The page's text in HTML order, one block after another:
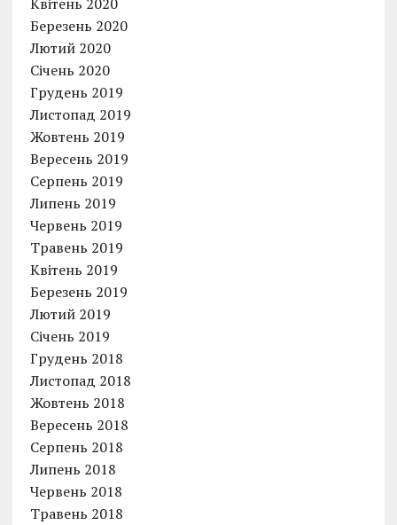
Березень 2020
Лютий 2020
Січень 2020
Грудень 2019
Листопад 2019
Жовтень 2019
Вересень 2019
Серпень 2019
Липень 2019
Червень 2019
Травень 2019
Квітень 2019
Березень 2019
Лютий 2019
Січень 2019
Грудень 2018
Листопад 2018
Жовтень 2018
Вересень 2018
Серпень 2018
Липень 2018
Червень 2018
Травень 2018